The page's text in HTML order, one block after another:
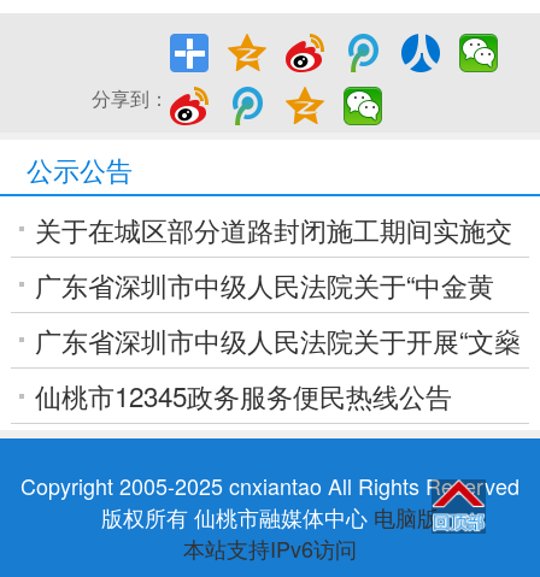
分享到：
公示公告
关于在城区部分道路封闭施工期间实施交
通管制的通告
广东省深圳市中级人民法院关于“中金黄
金”案退赔工作公告
广东省深圳市中级人民法院关于开展“文燊
威”案退赔工作的公告（第一次）
仙桃市12345政务服务便民热线公告
Copyright 2005-2025 cnxiantao All Rights Reserved
版权所有 仙桃市融媒体中心 电脑版
本站支持IPv6访问